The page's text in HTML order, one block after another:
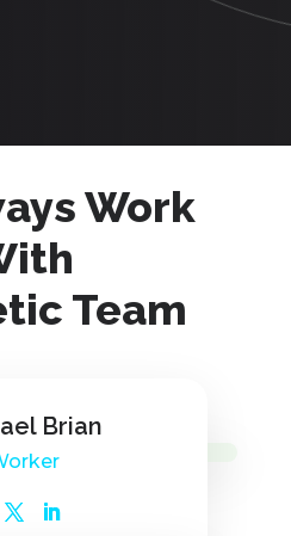
Work
Team
Brian